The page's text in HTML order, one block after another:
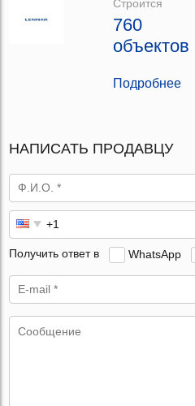
Строится
760
объектов
Подробнее
НАПИСАТЬ ПРОДАВЦУ
Получить ответ в WhatsApp